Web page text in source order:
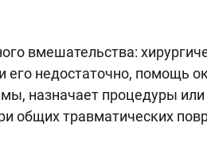
вмешательства:
его недостаточно, помощь
назначает процедуры
общих травматических